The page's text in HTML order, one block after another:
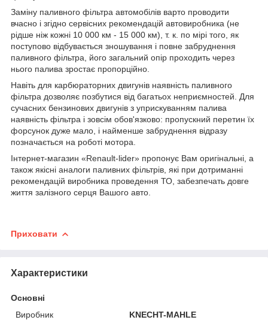
Заміну паливного фільтра автомобілів варто проводити
вчасно і згідно сервісних рекомендацій автовиробника (не
рідше ніж кожні 10 000 км - 15 000 км), т. к. по мірі того, як
поступово відбувається зношування і повне забруднення
паливного фільтра, його загальний опір проходить через
нього палива зростає пропорційно.
Навіть для карбюраторних двигунів наявність паливного
фільтра дозволяє позбутися від багатьох неприємностей. Для
сучасних бензинових двигунів з уприскуванням палива
наявність фільтра і зовсім обов'язково: пропускний перетин їх
форсунок дуже мало, і найменше забруднення відразу
позначається на роботі мотора.
Інтернет-магазин «Renault-lider» пропонує Вам оригінальні, а
також якісні аналоги паливних фільтрів, які при дотриманні
рекомендацій виробника проведення ТО, забезпечать довге
життя залізного серця Вашого авто.
Приховати
Характеристики
Основні
Виробник
KNECHT-MAHLE